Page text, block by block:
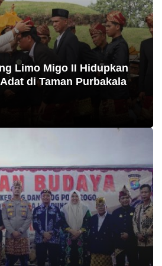
Limo Migo II Hidupkan
di Taman Purbakala